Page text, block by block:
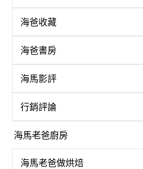
海爸收藏
海爸書房
海馬影評
行銷評論
海馬老爸廚房
海馬老爸做烘焙